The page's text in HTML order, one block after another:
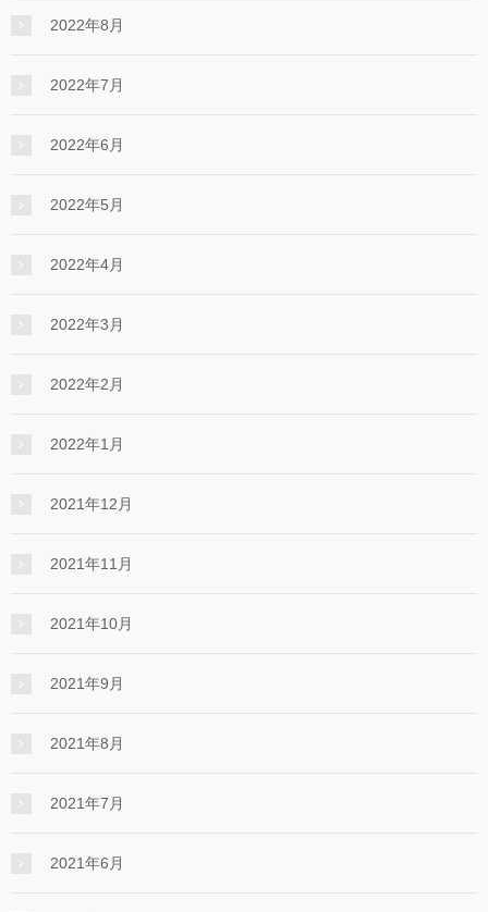
2022年8月
2022年7月
2022年6月
2022年5月
2022年4月
2022年3月
2022年2月
2022年1月
2021年12月
2021年11月
2021年10月
2021年9月
2021年8月
2021年7月
2021年6月